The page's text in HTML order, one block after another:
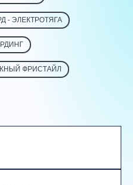
- ЭЛЕКТРОТЯГА
ФРИСТАЙЛ